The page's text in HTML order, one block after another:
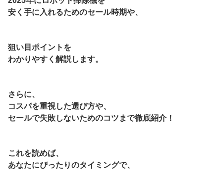
安く手に入れるためのセール時期や、
狙い目ポイントを
わかりやすく解説します。
さらに、
コスパを重視した選び方や、
セールで失敗しないためのコツまで徹底紹介！
これを読めば、
あなたにぴったりのタイミングで、